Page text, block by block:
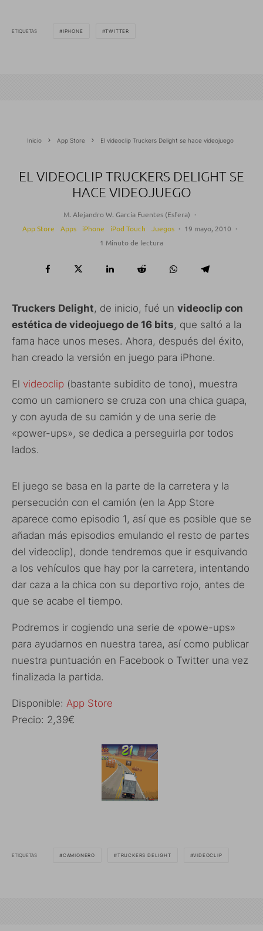
ETIQUETAS IPHONE TWITTER
Inicio App Store El videoclip Truckers Delight se hace videojuego
EL VIDEOCLIP TRUCKERS DELIGHT SE
HACE VIDEOJUEGO
M. Alejandro W. García Fuentes (Esfera) ·
App Store
Apps iPhone iPod Touch Juegos · 19 mayo, 2010 ·
1 Minuto de lectura
Truckers Delight, de inicio, fué un videoclip con
estética de videojuego de 16 bits, que saltó a la
fama hace unos meses. Ahora, después del éxito,
han creado la versión en juego para iPhone.
El videoclip (bastante subidito de tono), muestra
como un camionero se cruza con una chica guapa,
y con ayuda de su camión y de una serie de
«power-ups», se dedica a perseguirla por todos
lados.
El juego se basa en la parte de la carretera y la
persecución con el camión (en la App Store
aparece como episodio 1, así que es posible que se
añadan más episodios emulando el resto de partes
del videoclip), donde tendremos que ir esquivando
a los vehículos que hay por la carretera, intentando
dar caza a la chica con su deportivo rojo, antes de
que se acabe el tiempo.
Podremos ir cogiendo una serie de «powe-ups»
para ayudarnos en nuestra tarea, así como publicar
nuestra puntuación en Facebook o Twitter una vez
finalizada la partida.
Disponible: App Store
Precio: 2,39€
ETIQUETAS CAMIONERO TRUCKERS DELIGHT VIDEOCLIP